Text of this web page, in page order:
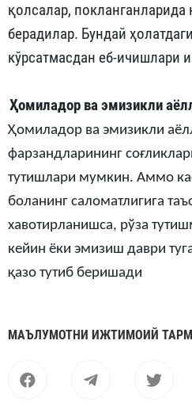
қолсалар, покланганларида
берадилар. Бундай
кўрсатмасдан еб-ичишлари
Ҳомиладор ва эмизикли
Ҳомиладор ва эмизикли
фарзандларининг
тутишлари мумкин. Аммо
боланинг саломатлигига
хавотирланишса, рўза
кейин ёки эмизиш даври
қазо тутиб беришади
МАЪЛУМОТНИ ИЖТИМОИЙ